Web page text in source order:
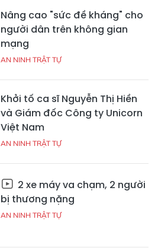
Nâng cao "sức đề kháng" cho
người dân trên không gian
mạng
AN NINH TRẬT TỰ
Khởi tố ca sĩ Nguyễn Thị Hiền
và Giám đốc Công ty Unicorn
Việt Nam
AN NINH TRẬT TỰ
2 xe máy va chạm, 2 người
bị thương nặng
AN NINH TRẬT TỰ